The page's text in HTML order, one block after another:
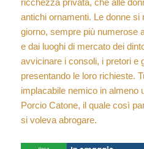
ricchezza privata, che alle
antichi ornamenti. Le donne si
giorno, sempre più numerose
e dai luoghi di mercato dei
avvicinare i consoli, i pretori e
presentando le loro richieste.
implacabile nemico in almeno
Porcio Catone, il quale così
si voleva abrogare.